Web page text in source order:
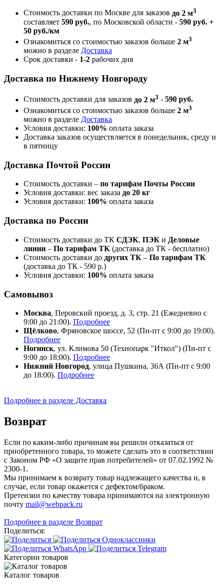
Стоимость доставки по Москве для заказов до 2 м3
составляет 590 руб., по Московской области - 590 руб. +
50 руб./км
Ознакомиться со стоимостью заказов больше 2 м3
можно в разделе Доставка
Срок доставки - 1-2 рабочих дня
Доставка по Нижнему Новгороду
Стоимость доставки для заказов до 2 м3 - 590 руб.
Ознакомиться со стоимостью заказов больше 2 м3
можно в разделе Доставка
Условия доставки: 100% оплата заказа
Доставка заказов осуществляется в понедельник, среду и
в пятницу
Доставка Почтой России
Стоимость доставки – по тарифам Почты России
Условия доставки: вес заказа до 20 кг
Условия доставки: 100% оплата заказа
Доставка по России
Стоимость доставки до ТК СДЭК, ПЭК и Деловые
линии – По тарифам ТК (доставка до ТК - бесплатно)
Стоимость доставки до других ТК – По тарифам ТК
(доставка до ТК - 590 р.)
Условия доставки: 100% оплата заказа
Самовывоз
Москва, Перовский проезд, д. 3, стр. 21 (Ежедневно с
9:00 до 21:00). Подробнее
Щёлково, Фряновское шоссе, 52 (Пн-пт с 9:00 до 19:00).
Подробнее
Ногинск, ул. Климова 50 (​Технопарк "Иткол") (Пн-пт с
9:00 до 18:00). Подробнее
Нижний Новгород, улица Пушкина, 36А (Пн-пт с 9:00
до 18:00). Подробнее
Подробнее в разделе Доставка
Возврат
Если по каким-либо причинам вы решили отказаться от
приобретенного товара, то можете сделать это в соответствии
с Законом РФ «О защите прав потребителей» от 07.02.1992 №
2300-1.
Мы принимаем к возврату товар надлежащего качества и, в
случае, если товар окажется с дефектом/браком.
Претензии по качеству товара принимаются на электронную
почту mail@webpack.ru
Подробнее в разделе Возврат
Поделиться:
Категории товаров
Каталог товаров